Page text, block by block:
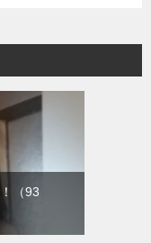
（93